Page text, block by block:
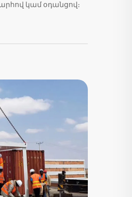
կամ օդանցով։